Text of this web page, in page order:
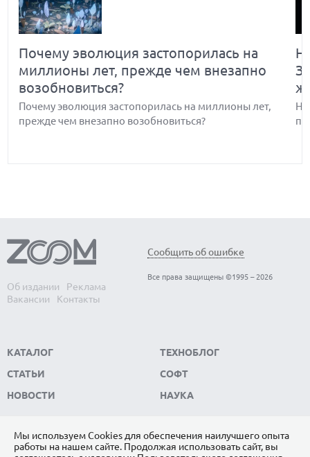
Почему эволюция застопорилась на
миллионы лет, прежде чем внезапно
возобновиться?
Почему эволюция застопорилась на миллионы лет,
прежде чем внезапно возобновиться?
Обнаружены биологические часы-
хронометр организма — когда они
выходят из строя, развитие человека
останавливается
человека останавливается
Об издании
Реклама
Вакансии
Контакты
Сообщить об ошибке
Все права защищены ©1995 – 2026
КАТАЛОГ
СТАТЬИ
НОВОСТИ
ТЕХНОБЛОГ
СОФТ
НАУКА
ПОДПИШИТЕСЬ НА НАС
Мы используем Сookies для обеспечения наилучшего опыта
работы на нашем сайте. Продолжая использовать сайт, вы